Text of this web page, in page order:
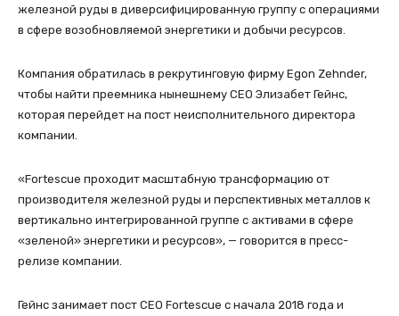
железной руды в диверсифицированную группу с операциями
в сфере возобновляемой энергетики и добычи ресурсов.
Компания обратилась в рекрутинговую фирму Egon Zehnder,
чтобы найти преемника нынешнему CEO Элизабет Гейнс,
которая перейдет на пост неисполнительного директора
компании.
«Fortescue проходит масштабную трансформацию от
производителя железной руды и перспективных металлов к
вертикально интегрированной группе с активами в сфере
«зеленой» энергетики и ресурсов», — говорится в пресс-
релизе компании.
Гейнс занимает пост CEO Fortescue с начала 2018 года и